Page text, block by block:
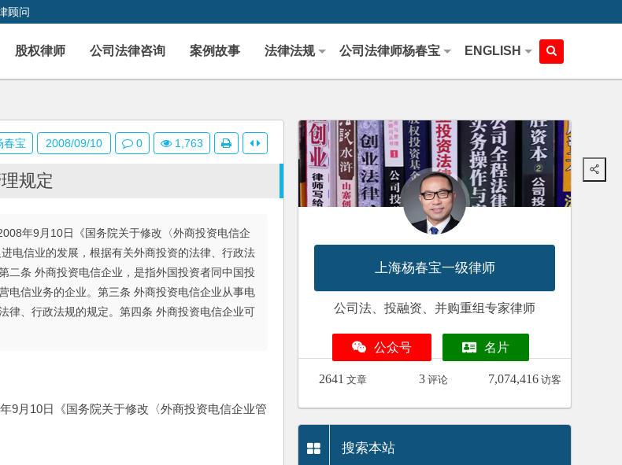
顾问
股权律师 公司法律咨询 案例故事 法律法规 公司法律师杨春宝 ENGLISH
规定
年9月10日《国务院关于修改〈外商投资电信企
电信业的发展，根据有关外商投资的法律、行政法
二条 外商投资电信企业，是指外国投资者同中国投
电信业务的企业。第三条 外商投资电信企业从事电
律、行政法规的规定。第四条 外商投资电信企业可
9月10日《国务院关于修改〈外商投资电信企业管
春宝 2008/09/10 0 1,763
上海杨春宝一级律师
公司法、投融资、并购重组专家律师
公众号 名片
2641 文章 3 评论 7,074,416 访客
搜索本站